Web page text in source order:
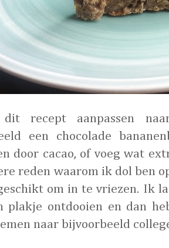
recept aanpassen
een chocolade
door cacao, of voeg wat
reden waarom ik dol ben
om in te vriezen. Ik
plakje ontdooien en dan
naar bijvoorbeeld